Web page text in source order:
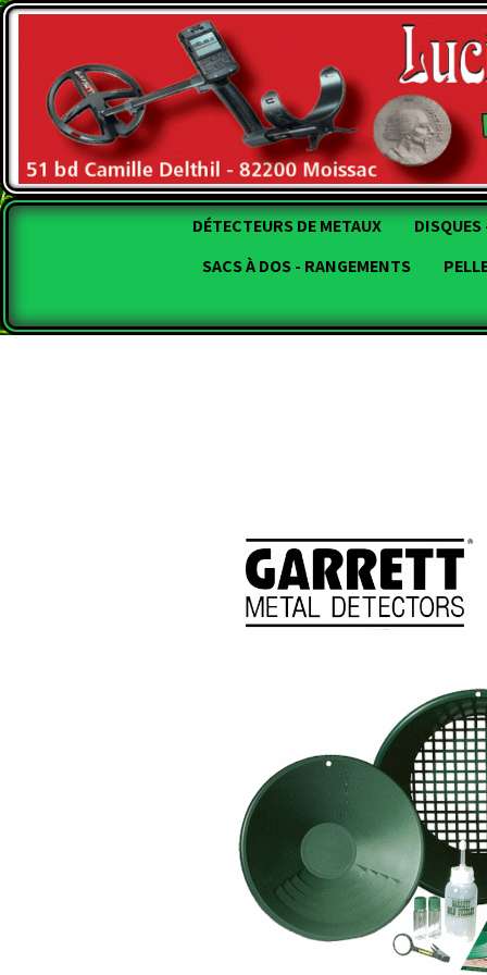
DÉTECTEURS DE METAUX
DISQUES
SACS À DOS - RANGEMENTS